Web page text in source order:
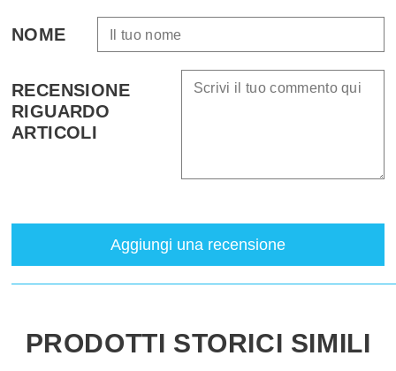
NOME
RECENSIONE
RIGUARDO
ARTICOLI
Aggiungi una recensione
PRODOTTI STORICI SIMILI